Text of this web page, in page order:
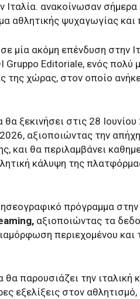
ανακοίνωσαν σήμερα
αθλητικής ψυχαγωγίας και
μία ακόμη επένδυση στην
Gruppo Editoriale, ενός πολύ
της χώρας, στον οποίο
ξεκινήσει στις 28
αξιοποιώντας την
και θα περιλαμβάνει
κάλυψη της
πρόγραμμα στην
αξιοποιώντας τα
περιεχομένου
παρουσιάζει την ιταλική
εξελίξεις στον αθλητισμό,